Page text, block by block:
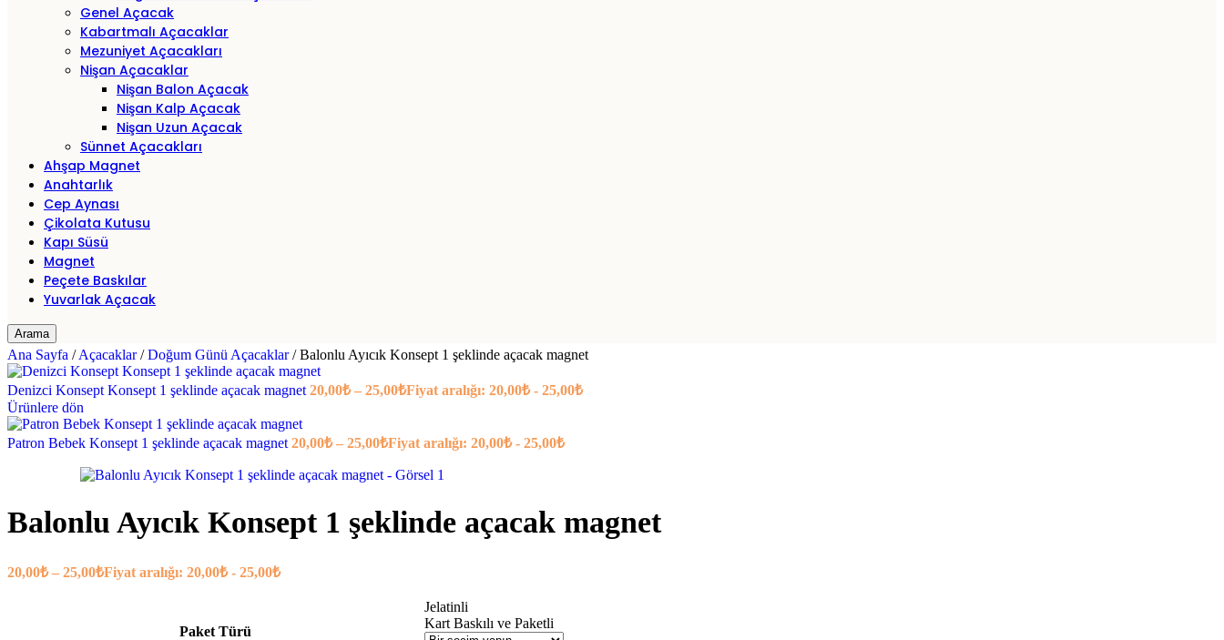
Genel Açacak
Kabartmalı Açacaklar
Mezuniyet Açacakları
Nişan Açacaklar
Nişan Balon Açacak
Nişan Kalp Açacak
Nişan Uzun Açacak
Sünnet Açacakları
Ahşap Magnet
Anahtarlık
Cep Aynası
Çikolata Kutusu
Kapı Süsü
Magnet
Peçete Baskılar
Yuvarlak Açacak
Arama
Ana Sayfa / Açacaklar/ Doğum Günü Açacaklar/ Balonlu Ayıcık Konsept 1 şeklinde açacak magnet
Denizci Konsept Konsept 1 şeklinde açacak magnet 20,00₺ – 25,00₺Fiyat aralığı: 20,00₺ - 25,00₺
Ürünlere dön
Patron Bebek Konsept 1 şeklinde açacak magnet 20,00₺ – 25,00₺Fiyat aralığı: 20,00₺ - 25,00₺
Balonlu Ayıcık Konsept 1 şeklinde açacak magnet
20,00₺ – 25,00₺Fiyat aralığı: 20,00₺ - 25,00₺
Paket Türü
Jelatinli
Kart Baskılı ve Paketli